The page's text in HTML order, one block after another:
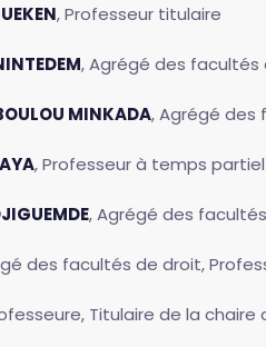
, Professeur titulaire
, Agrégé des facultés
MINKADA, Agrégé des
, Professeur à temps
, Agrégé des
des facultés de droit,
Titulaire de la chaire